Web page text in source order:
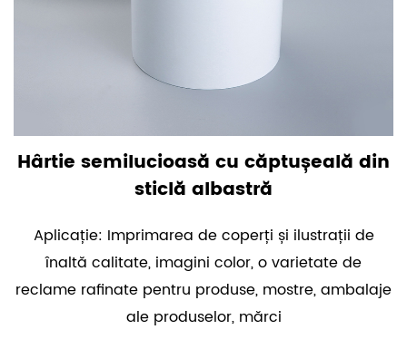
Hârtie semilucioasă cu căptușeală din
sticlă albastră
Aplicație: Imprimarea de coperți și ilustrații de
înaltă calitate, imagini color, o varietate de
reclame rafinate pentru produse, mostre, ambalaje
ale produselor, mărci